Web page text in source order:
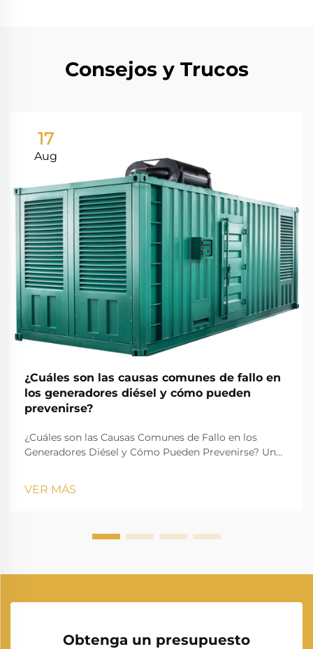
Consejos y Trucos
17
Aug
¿Cuáles son las causas comunes de fallo en
los generadores diésel y cómo pueden
prevenirse?
¿Cuáles son las Causas Comunes de Fallo en los
Generadores Diésel y Cómo Pueden Prevenirse? Un
de energía de respaldo y primaria en industrias,
edificios residenciales, instalaciones médicas, centros
VER MÁS
Obtenga un presupuesto